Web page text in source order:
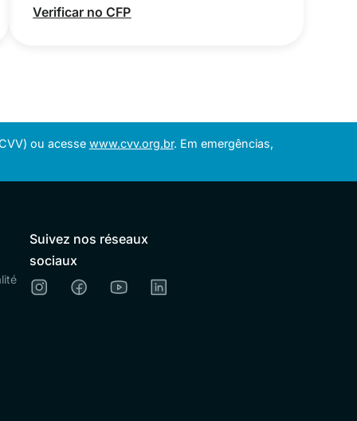
Verificar no CFP
ou acesse www.cvv.org.br. Em emergências,
Suivez nos réseaux
sociaux